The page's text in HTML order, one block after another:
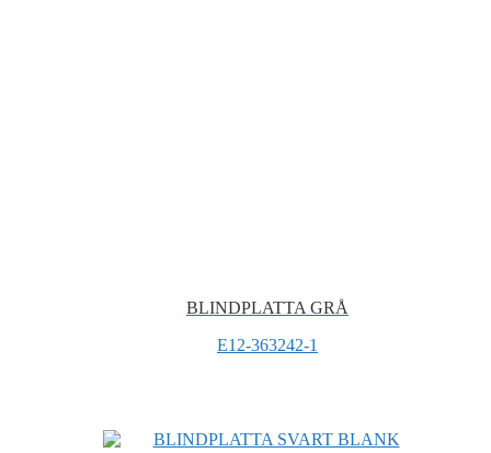
BLINDPLATTA GRÅ
E12-363242-1